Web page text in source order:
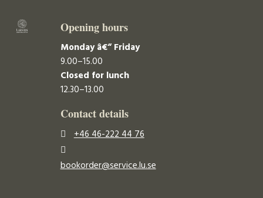
Opening hours
Monday â€“ Friday
9.00–15.00
Closed for lunch
12.30–13.00
Contact details
+46 46-222 44 76
bookorder@service.lu.se